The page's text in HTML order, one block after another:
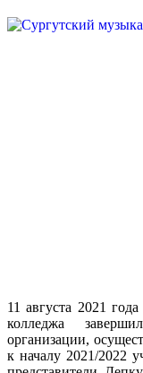
11 августа 2021
колледжа
организации,
к началу 2021/2022